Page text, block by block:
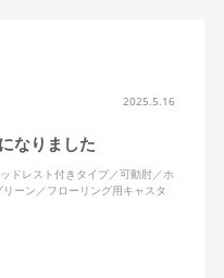
2025.5.16
なりました
ドレスト付きタイプ／可動肘／ホ
ーン／フローリング用キャスタ